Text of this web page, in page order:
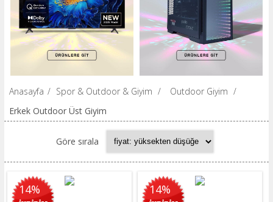
Anasayfa / Spor & Outdoor & Giyim / Outdoor Giyim /
Erkek Outdoor Üst Giyim
Göre sırala
14% 14%